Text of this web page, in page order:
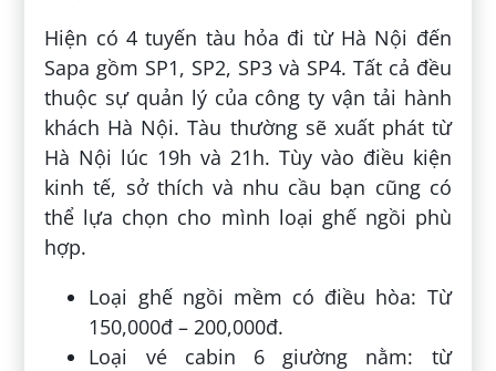
Hiện có 4 tuyến tàu hỏa đi từ Hà Nội đến
Sapa gồm SP1, SP2, SP3 và SP4. Tất cả đều
thuộc sự quản lý của công ty vận tải hành
khách Hà Nội. Tàu thường sẽ xuất phát từ
Hà Nội lúc 19h và 21h. Tùy vào điều kiện
kinh tế, sở thích và nhu cầu bạn cũng có
thể lựa chọn cho mình loại ghế ngồi phù
hợp.
Loại ghế ngồi mềm có điều hòa: Từ
150,000đ – 200,000đ.
Loại vé cabin 6 giường nằm: từ